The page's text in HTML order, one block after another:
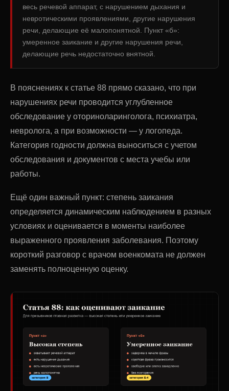
весь речевой аппарат, с нарушением дыхания и
невротическими проявлениями, другие нарушения
речи, делающие её малопонятной. Пункт «б»:
умеренное заикание и другие нарушения речи,
делающие речь недостаточно внятной.
В пояснениях к статье 88 прямо сказано, что при
нарушениях речи проводится углубленное
обследование у оториноларинголога, психиатра,
невролога, а при возможности — у логопеда.
Категория годности должна выноситься с учетом
обследования и документов с места учебы или
работы.
Ещё один важный пункт: степень заикания
определяется динамическим наблюдением в разных
условиях и оценивается в моменты наиболее
выраженного проявления заболевания. Поэтому
короткий разговор с врачом военкомата не должен
заменять полноценную оценку.